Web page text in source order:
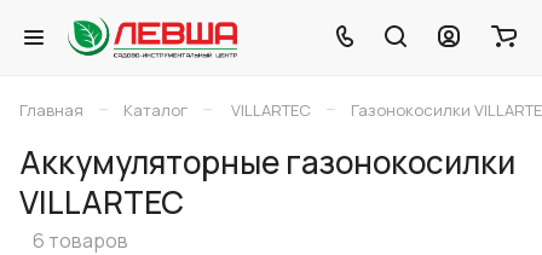
Главная – Каталог – VILLARTEC – Газонокосилки
Аккумуляторные газонокосилки
VILLARTEC
6 товаров